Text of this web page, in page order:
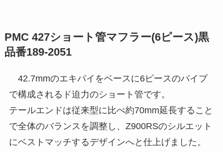
PMC 427ショート管マフラー(6ピース)黒
品番189-2051
42.7mmのエキパイをベースに6ピースのパイプ
で構成されるド迫力のショート管です。
テールエンドは従来型に比べ約70mm延長すること
で全体のバランスを調整し、Z900RSのシルエット
にベストマッチするデザインへと仕上げました。